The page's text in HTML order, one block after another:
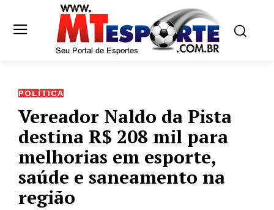
POLÍTICA
Vereador Naldo da Pista
destina R$ 208 mil para
melhorias em esporte,
saúde e saneamento na
região